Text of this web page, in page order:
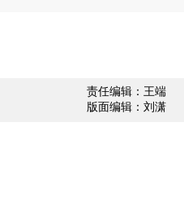
责任编辑：王端
版面编辑：刘潇